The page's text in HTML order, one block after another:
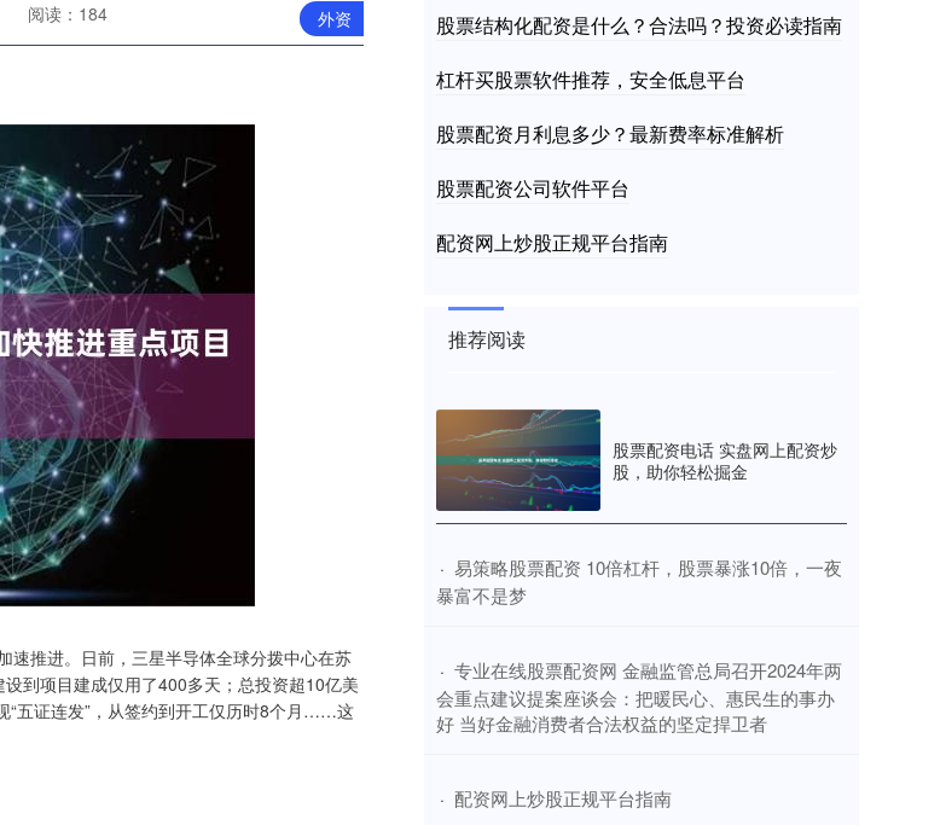
外资
阅读：184
推进。日前，三星半导体全球分拨中心在苏
到项目建成仅用了400多天；总投资超10亿美
“五证连发”，从签约到开工仅历时8个月……这
股票结构化配资是什么？合法吗？投资必读指南
杠杆买股票软件推荐，安全低息平台
股票配资月利息多少？最新费率标准解析
股票配资公司软件平台
配资网上炒股正规平台指南
推荐阅读
股票配资电话 实盘网上配资炒
股，助你轻松掘金
· ​易策略股票配资 10倍杠杆，股票暴涨10倍，一夜
暴富不是梦
· ​专业在线股票配资网 金融监管总局召开2024年两
会重点建议提案座谈会：把暖民心、惠民生的事办
好 当好金融消费者合法权益的坚定捍卫者
· ​配资网上炒股正规平台指南